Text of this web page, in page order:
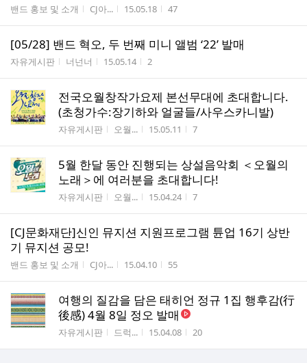
게시판명
밴드 홍보 및 소개 작성자
CJ아... 작성시간
15.05.18 조회수
47
[05/28] 밴드 혁오, 두 번째 미니 앨범 ‘22’ 발매
게시판명
자유게시판 작성자
너넌너 작성시간
15.05.14 조회수
2
전국오월창작가요제 본선무대에 초대합니다.
(초청가수:장기하와 얼굴들/사우스카니발)
게시판명
자유게시판 작성자
오월... 작성시간
15.05.11 조회수
7
5월 한달 동안 진행되는 상설음악회 ＜오월의
노래＞에 여러분을 초대합니다!
게시판명
자유게시판 작성자
오월... 작성시간
15.04.24 조회수
7
[CJ문화재단]신인 뮤지션 지원프로그램 튠업 16기 상반
기 뮤지션 공모!
게시판명
밴드 홍보 및 소개 작성자
CJ아... 작성시간
15.04.10 조회수
55
여행의 질감을 담은 태히언 정규 1집 행후감(行
後感) 4월 8일 정오 발매
게시판명
자유게시판 작성자
드럭... 작성시간
15.04.08 조회수
20